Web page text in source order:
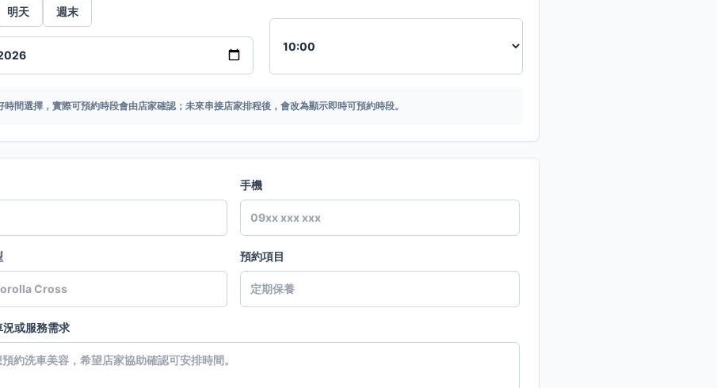
明天 週末
時間選擇，實際可預約時段會由店家確認；未來串接店家排程後，會改為顯示即時可預約時段。
手機
預約項目
或服務需求